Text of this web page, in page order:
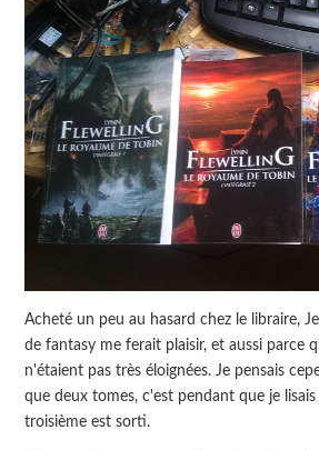
Acheté un peu au hasard chez le libraire,
de fantasy me ferait plaisir, et aussi parce
n'étaient pas très éloignées. Je pensais
que deux tomes, c'est pendant que je
troisième est sorti.